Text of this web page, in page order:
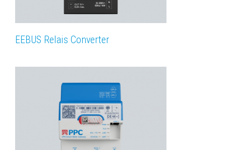
EEBUS Relais Converter